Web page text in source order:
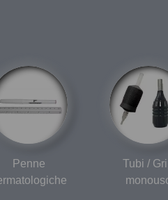
mm)
- Facile da coprire
- Viene fornita di: Custodia
più caricabatteria con cavo
- Prodotto secondo lo standard
DATI TECNICI:
Dimensioni (Ø x Lunghezza):
Penne
Tubi /